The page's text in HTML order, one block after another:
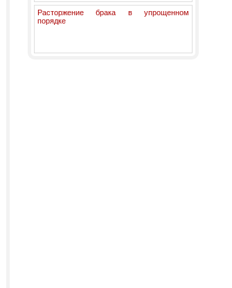
Расторжение брака в упрощенном
порядке